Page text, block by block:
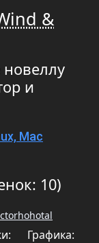
&
новеллу
и
Mac
10)
Графика: